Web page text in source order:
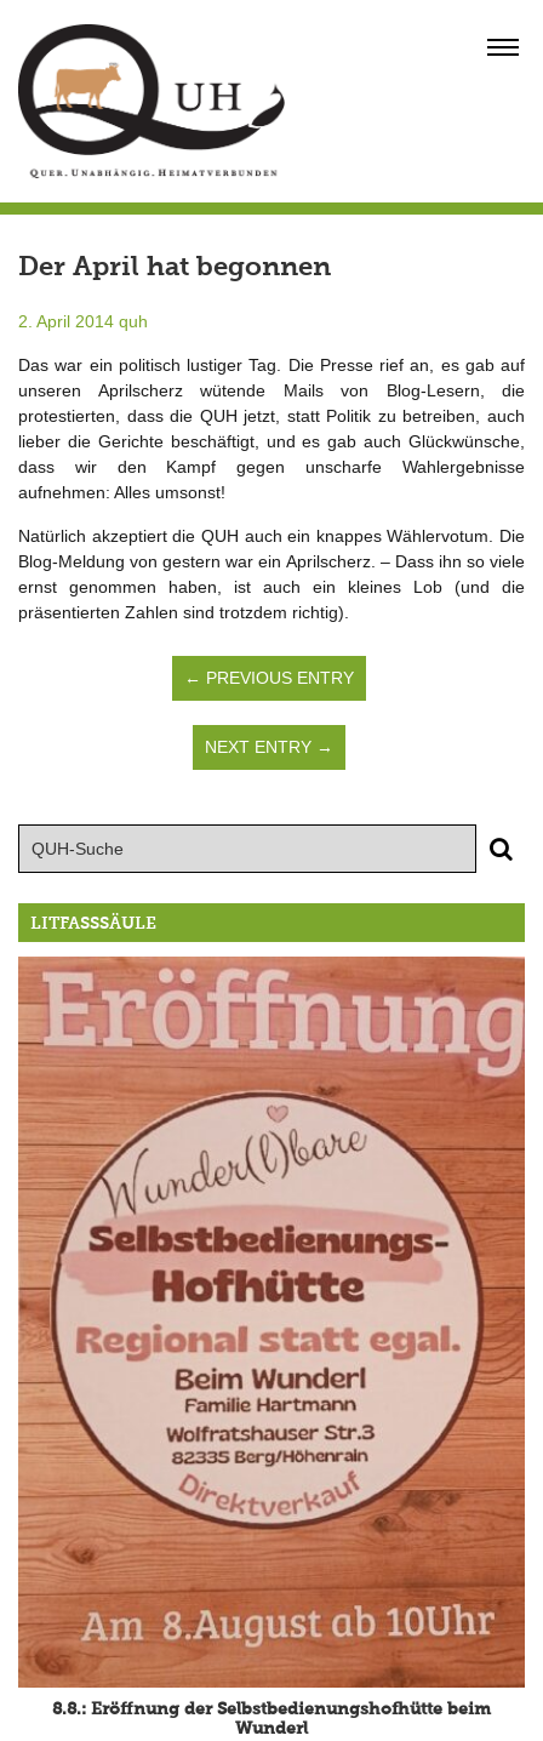
content
Der April hat begonnen
2. April 2014 quh
Das war ein politisch lustiger Tag. Die Presse rief an, es gab auf
unseren Aprilscherz wütende Mails von Blog-Lesern, die
protestierten, dass die QUH jetzt, statt Politik zu betreiben, auch
lieber die Gerichte beschäftigt, und es gab auch Glückwünsche,
dass wir den Kampf gegen unscharfe Wahlergebnisse
aufnehmen: Alles umsonst!
Natürlich akzeptiert die QUH auch ein knappes Wählervotum. Die
Blog-Meldung von gestern war ein Aprilscherz. – Dass ihn so viele
ernst genommen haben, ist auch ein kleines Lob (und die
präsentierten Zahlen sind trotzdem richtig).
← PREVIOUS ENTRY
NEXT ENTRY →
LITFASSSÄULE
8.8.: Eröffnung der Selbstbedienungshofhütte beim
Wunderl